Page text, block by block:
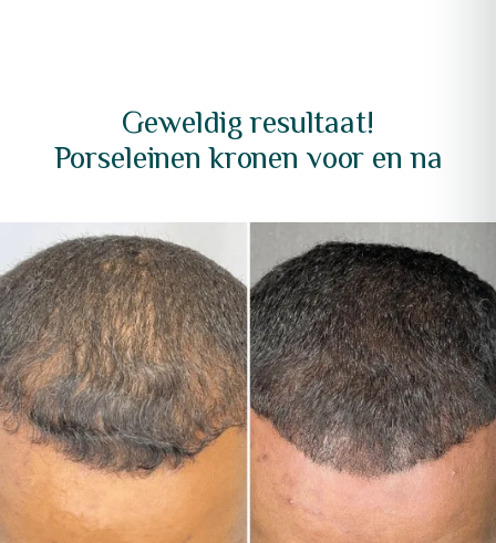
Geweldig resultaat!
Porseleinen kronen voor en na